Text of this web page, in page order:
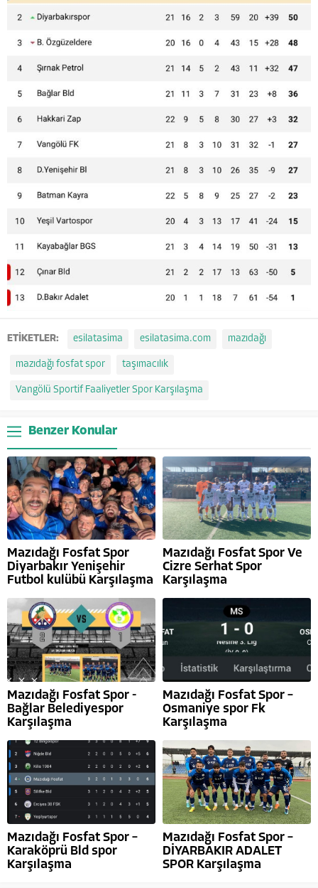
ETİKETLER: esilatasima esilatasima.com mazıdağı
mazıdağı fosfat spor taşımacılık
Vangölü Sportif Faaliyetler Spor Karşılaşma
Benzer Konular
Mazıdağı Fosfat Spor
Diyarbakır Yenişehir
Futbol kulübü Karşılaşma
Mazıdağı Fosfat Spor Ve
Cizre Serhat Spor
Karşılaşma
Mazıdağı Fosfat Spor -
Bağlar Belediyespor
Karşılaşma
Mazıdağı Fosfat Spor –
Osmaniye spor Fk
Karşılaşma
Mazıdağı Fosfat Spor –
Karaköprü Bld spor
Karşılaşma
Mazıdağı Fosfat Spor –
DİYARBAKIR ADALET
SPOR Karşılaşma